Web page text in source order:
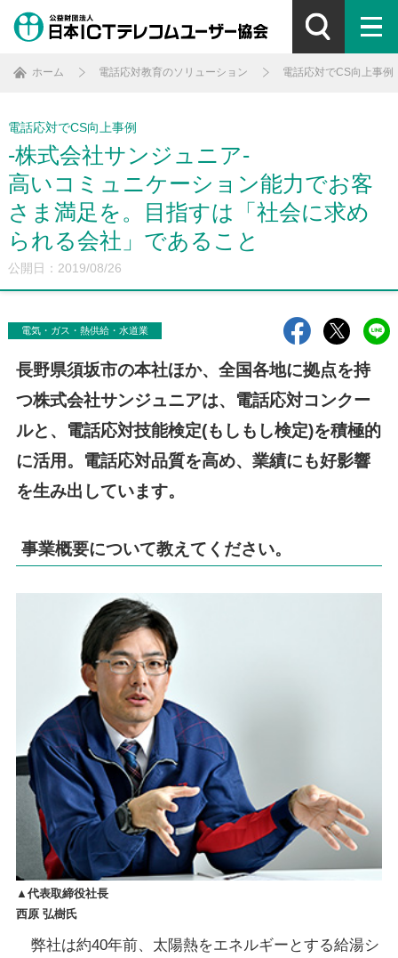
ホーム 電話応対教育のソリューション 電話応対でCS向上事例
電話応対でCS向上事例
-株式会社サンジュニア-
高いコミュニケーション能力でお客
さま満足を。目指すは「社会に求め
られる会社」であること
公開日：2019/08/26
電気・ガス・熱供給・水道業
長野県須坂市の本社ほか、全国各地に拠点を持
つ株式会社サンジュニアは、電話応対コンクー
ルと、電話応対技能検定(もしもし検定)を積極的
に活用。電話応対品質を高め、業績にも好影響
を生み出しています。
事業概要について教えてください。
▲代表取締役社長
西原 弘樹氏
弊社は約40年前、太陽熱をエネルギーとする給湯シ